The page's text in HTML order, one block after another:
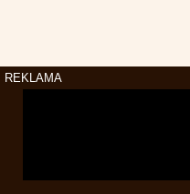
REKLAMA